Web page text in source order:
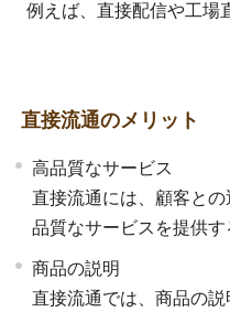
例えば、直接配信や工場
直接流通のメリット
高品質なサービス
直接流通には、顧客と
品質なサービスを提供す
商品の説明
直接流通では、商品の